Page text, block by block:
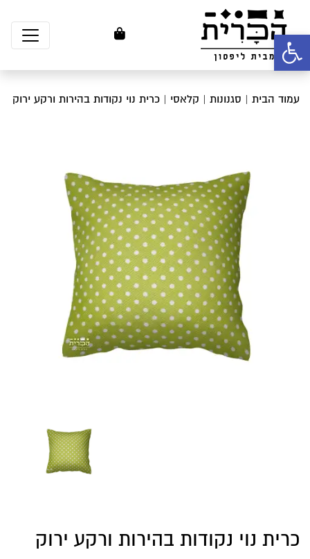
פתח סרגל נגישות
עמוד הבית | סגנונות | קלאסי | כרית נוי נקודות בהירות ורקע ירוק
כרית נוי נקודות בהירות ורקע ירוק